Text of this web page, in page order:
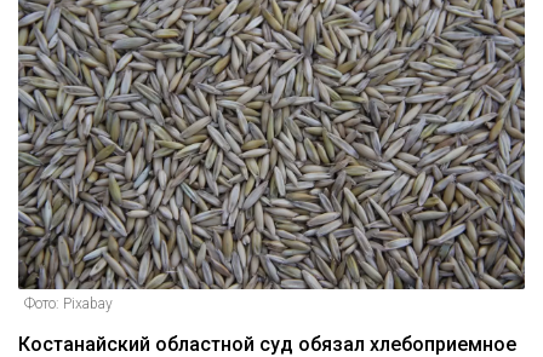
Фото: Pixabay
Костанайский областной суд обязал хлебоприемное